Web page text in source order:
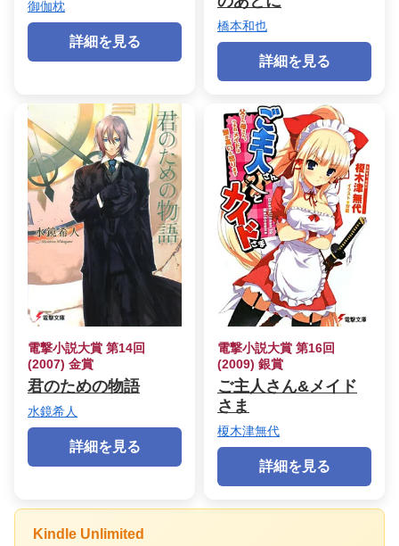
御伽枕
詳細を見る
橋本和也
詳細を見る
電撃小説大賞 第14回
(2007) 金賞
君のための物語
水鏡希人
詳細を見る
電撃小説大賞 第16回
(2009) 銀賞
ご主人さん&メイド
さま
榎木津無代
詳細を見る
Kindle Unlimited